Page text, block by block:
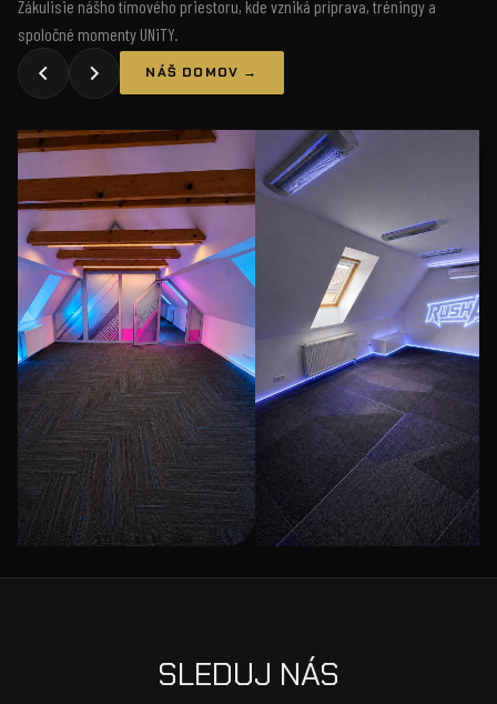
Zákulisie nášho tímového priestoru, kde vzniká príprava, tréningy a
spoločné momenty UNiTY.
NÁŠ DOMOV →
SLEDUJ NÁS